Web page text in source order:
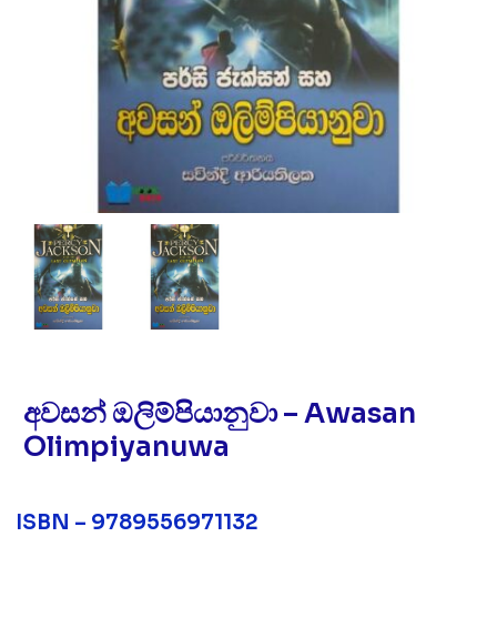
අවසන් ඔලිම්පියානුවා – Awasan
Olimpiyanuwa
ISBN – 9789556971132